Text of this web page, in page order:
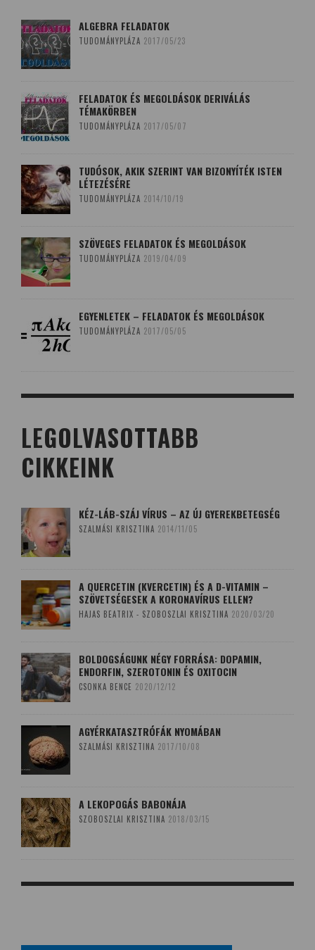
ALGEBRA FELADATOK
TUDOMÁNYPLÁZA 2017/05/23
FELADATOK ÉS MEGOLDÁSOK DERIVÁLÁS
TÉMAKÖRBEN
TUDOMÁNYPLÁZA 2017/05/07
TUDÓSOK, AKIK SZERINT VAN BIZONYÍTÉK ISTEN
LÉTEZÉSÉRE
TUDOMÁNYPLÁZA 2014/10/19
SZÖVEGES FELADATOK ÉS MEGOLDÁSOK
TUDOMÁNYPLÁZA 2019/04/09
EGYENLETEK – FELADATOK ÉS MEGOLDÁSOK
TUDOMÁNYPLÁZA 2017/05/05
LEGOLVASOTTABB
CIKKEINK
KÉZ-LÁB-SZÁJ VÍRUS – AZ ÚJ GYEREKBETEGSÉG
SZALMÁSI KRISZTINA 2014/11/05
A QUERCETIN (KVERCETIN) ÉS A D-VITAMIN –
SZÖVETSÉGESEK A KORONAVÍRUS ELLEN?
HAJAS BEATRIX - SZOBOSZLAI KRISZTINA 2020/03/20
BOLDOGSÁGUNK NÉGY FORRÁSA: DOPAMIN,
ENDORFIN, SZEROTONIN ÉS OXITOCIN
CSONKA BENCE 2020/12/12
AGYÉRKATASZTRÓFÁK NYOMÁBAN
SZALMÁSI KRISZTINA 2017/10/08
A LEKOPOGÁS BABONÁJA
SZOBOSZLAI KRISZTINA 2018/03/15